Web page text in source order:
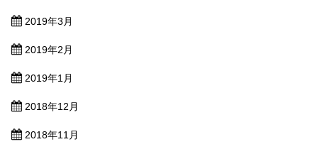
2019年3月
2019年2月
2019年1月
2018年12月
2018年11月